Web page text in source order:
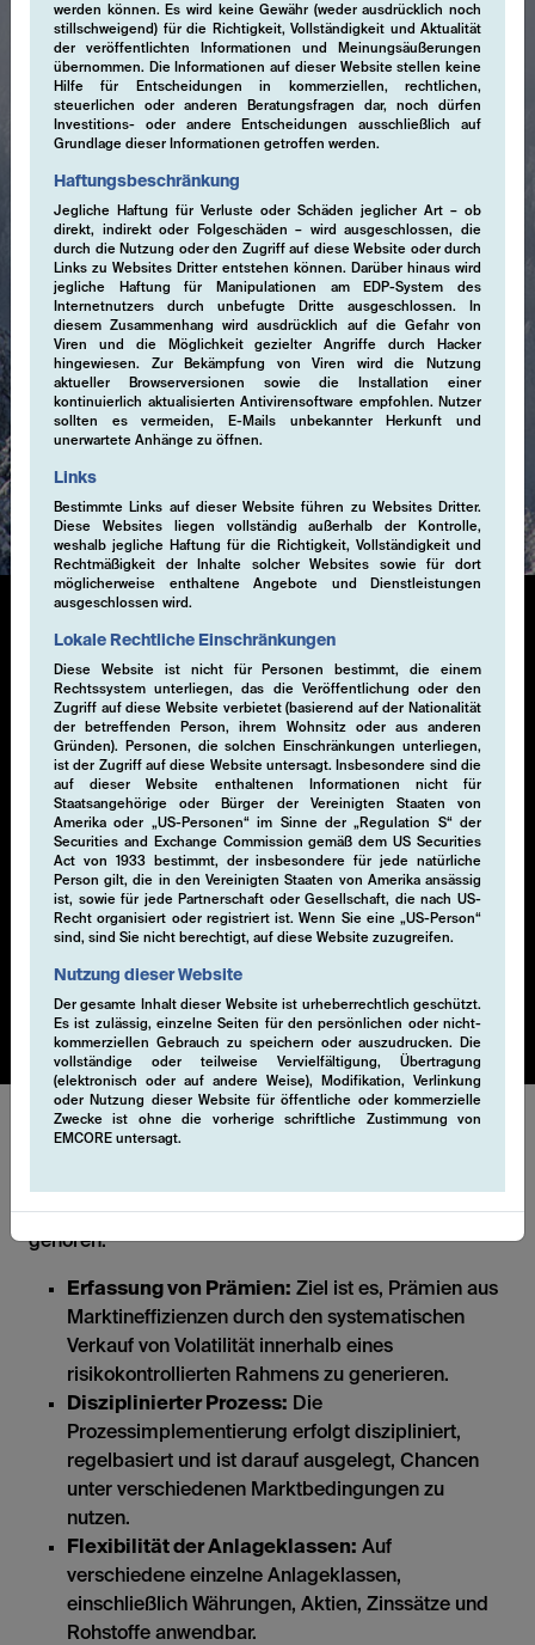
werden können. Es wird keine Gewähr (weder ausdrücklich noch
stillschweigend) für die Richtigkeit, Vollständigkeit und Aktualität
der veröffentlichten Informationen und Meinungsäußerungen
übernommen. Die Informationen auf dieser Website stellen keine
Hilfe für Entscheidungen in kommerziellen, rechtlichen,
steuerlichen oder anderen Beratungsfragen dar, noch dürfen
Investitions- oder andere Entscheidungen ausschließlich auf
Grundlage dieser Informationen getroffen werden.
Haftungsbeschränkung
Jegliche Haftung für Verluste oder Schäden jeglicher Art – ob
direkt, indirekt oder Folgeschäden – wird ausgeschlossen, die
durch die Nutzung oder den Zugriff auf diese Website oder durch
Links zu Websites Dritter entstehen können. Darüber hinaus wird
jegliche Haftung für Manipulationen am EDP-System des
Internetnutzers durch unbefugte Dritte ausgeschlossen. In
diesem Zusammenhang wird ausdrücklich auf die Gefahr von
Viren und die Möglichkeit gezielter Angriffe durch Hacker
hingewiesen. Zur Bekämpfung von Viren wird die Nutzung
aktueller Browserversionen sowie die Installation einer
kontinuierlich aktualisierten Antivirensoftware empfohlen. Nutzer
sollten es vermeiden, E-Mails unbekannter Herkunft und
unerwartete Anhänge zu öffnen.
Links
Bestimmte Links auf dieser Website führen zu Websites Dritter.
Diese Websites liegen vollständig außerhalb der Kontrolle,
weshalb jegliche Haftung für die Richtigkeit, Vollständigkeit und
Rechtmäßigkeit der Inhalte solcher Websites sowie für dort
möglicherweise enthaltene Angebote und Dienstleistungen
ausgeschlossen wird.
Lokale Rechtliche Einschränkungen
Diese Website ist nicht für Personen bestimmt, die einem
Rechtssystem unterliegen, das die Veröffentlichung oder den
Zugriff auf diese Website verbietet (basierend auf der Nationalität
der betreffenden Person, ihrem Wohnsitz oder aus anderen
Gründen). Personen, die solchen Einschränkungen unterliegen,
ist der Zugriff auf diese Website untersagt. Insbesondere sind die
auf dieser Website enthaltenen Informationen nicht für
Staatsangehörige oder Bürger der Vereinigten Staaten von
Amerika oder „US-Personen“ im Sinne der „Regulation S“ der
Securities and Exchange Commission gemäß dem US Securities
Act von 1933 bestimmt, der insbesondere für jede natürliche
Person gilt, die in den Vereinigten Staaten von Amerika ansässig
ist, sowie für jede Partnerschaft oder Gesellschaft, die nach US-
Recht organisiert oder registriert ist. Wenn Sie eine „US-Person“
sind, sind Sie nicht berechtigt, auf diese Website zuzugreifen.
Nutzung dieser Website
Der gesamte Inhalt dieser Website ist urheberrechtlich geschützt.
Es ist zulässig, einzelne Seiten für den persönlichen oder nicht-
kommerziellen Gebrauch zu speichern oder auszudrucken. Die
vollständige oder teilweise Vervielfältigung, Übertragung
(elektronisch oder auf andere Weise), Modifikation, Verlinkung
oder Nutzung dieser Website für öffentliche oder kommerzielle
Zwecke ist ohne die vorherige schriftliche Zustimmung von
EMCORE untersagt.
Expertise
Single-Volatility
Die Generierung von zusätzlichem Alpha durch
systematische Derivatestrategien, insbesondere
durch den Verkauf von Volatilität, ist ein wesentlicher
Bestandteil unseres Anlageansatzes. Indem wir
Volatilität innerhalb eines risikokontrollierten Rahmens
verkaufen, nutzen wir die Prämie aus
Marktineffizienzen. Diese Strategie wird durch einen
disziplinierten, regelbasierten Prozess umgesetzt, der
darauf abzielt, Chancen unter verschiedenen
Marktbedingungen zu nutzen. Unsere EMCORE
Systematic Cashflow Solution ist auf Währungen,
Aktien, Anleihen oder Rohstoffe anwendbar.
Struktur zu agieren. Zu den wichtigsten Funktionen
gehören:
Erfassung von Prämien: Ziel ist es, Prämien aus
Marktineffizienzen durch den systematischen
Verkauf von Volatilität innerhalb eines
risikokontrollierten Rahmens zu generieren.
Disziplinierter Prozess: Die
Prozessimplementierung erfolgt diszipliniert,
regelbasiert und ist darauf ausgelegt, Chancen
unter verschiedenen Marktbedingungen zu
nutzen.
Flexibilität der Anlageklassen: Auf
verschiedene einzelne Anlageklassen,
einschließlich Währungen, Aktien, Zinssätze und
Rohstoffe anwendbar.